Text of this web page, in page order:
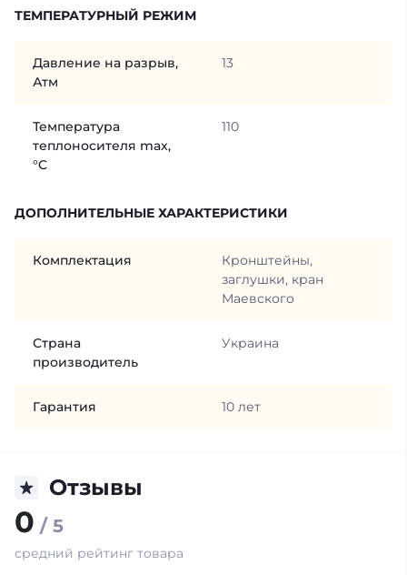
ТЕМПЕРАТУРНЫЙ РЕЖИМ
Давление на разрыв,
Атм
13
Температура
теплоносителя max,
°C
110
ДОПОЛНИТЕЛЬНЫЕ ХАРАКТЕРИСТИКИ
Комплектация
Кронштейны,
заглушки, кран
Маевского
Страна
производитель
Украина
Гарантия 10 лет
Отзывы
0 / 5
средний рейтинг товара